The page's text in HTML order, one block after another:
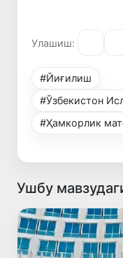
Улашиш:
#Йиғилиш
#Ўзбекистон
#Ҳамкорлик
Ушбу